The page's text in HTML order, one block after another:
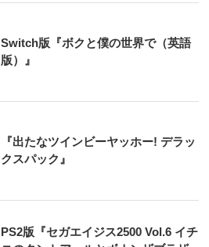
Switch版『ボクと僕の世界で（英語
版）』
『出たなツインビーヤッホー! デラッ
クスパック』
PS2版『セガエイジス2500 Vol.6 イチ